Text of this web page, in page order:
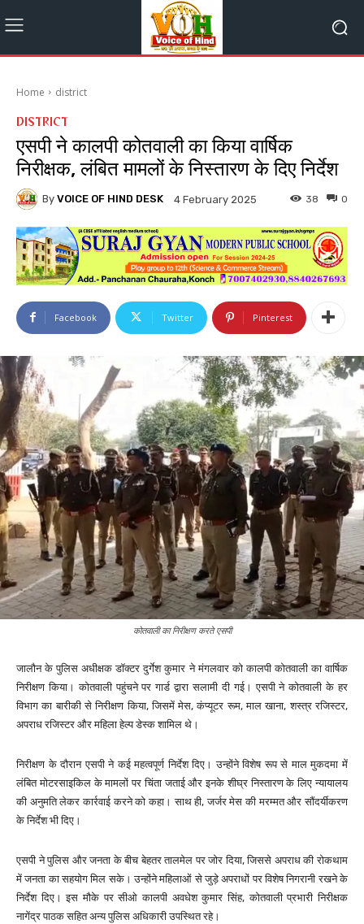
Home district
DISTRICT
एसपी ने कालपी कोतवाली का किया वार्षिक
निरीक्षक, लंबित मामलों के निस्तारण के दिए निर्देश
By VOICE OF HIND DESK 4 February 2025 0
38
Facebook Twitter Pinterest
कोतवाली का निरीक्षण करते एसपी
जालौन के पुलिस अधीक्षक डॉक्टर दुर्गेश कुमार ने मंगलवार को कालपी कोतवाली का वार्षिक
निरीक्षण किया। कोतवाली पहुंचने पर गार्ड द्वारा सलामी दी गई। एसपी ने कोतवाली के हर
विभाग का बारीकी से निरीक्षण किया, जिसमें मेस, कंप्यूटर रूम, माल खाना, शस्त्र रजिस्टर,
अपराध रजिस्टर और महिला हेल्प डेस्क शामिल थे।
निरीक्षण के दौरान एसपी ने कई महत्वपूर्ण निर्देश दिए। उन्होंने विशेष रूप से माल मुकदमा में
लंबित मोटरसाइकिल के मामलों पर चिंता जताई और इनके शीघ्र निस्तारण के लिए न्यायालय
की अनुमति लेकर कार्रवाई करने को कहा। साथ ही, जर्जर मेस की मरम्मत और सौंदर्यीकरण
के निर्देश भी दिए।
एसपी ने पुलिस और जनता के बीच बेहतर तालमेल पर जोर दिया, जिससे अपराध की रोकथाम
में जनता का सहयोग मिल सके। उन्होंने महिलाओं से जुड़े अपराधों पर विशेष निगरानी रखने के
निर्देश दिए। इस मौके पर सीओ कालपी अवधेश कुमार सिंह, कोतवाली प्रभारी निरीक्षक
नागेंद्र पाठक सहित अन्य पुलिस अधिकारी उपस्थित रहे।